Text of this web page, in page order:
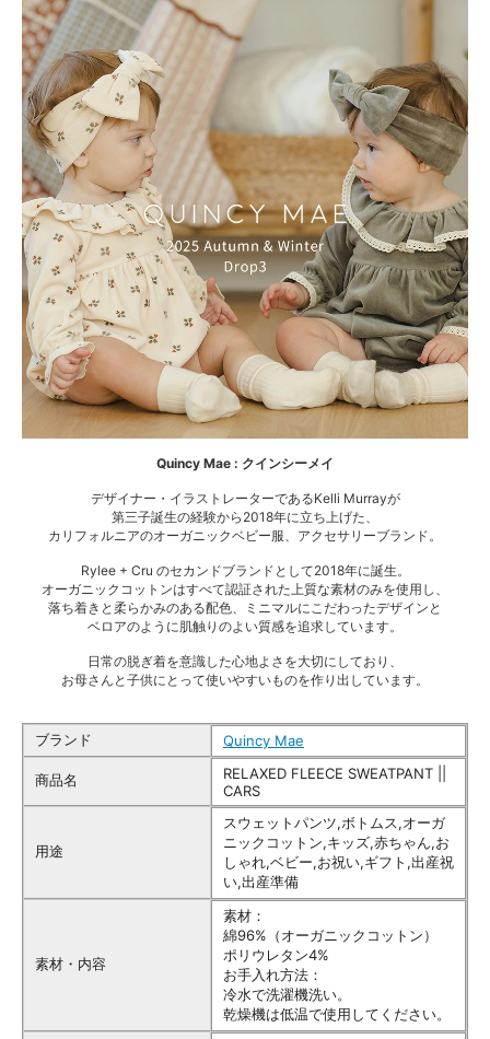
Quincy Mae : クインシーメイ
デザイナー・イラストレーターであるKelli Murrayが
第三子誕生の経験から2018年に立ち上げた、
カリフォルニアのオーガニックベビー服、アクセサリーブランド。
Rylee + Cru のセカンドブランドとして2018年に誕生。
オーガニックコットンはすべて認証された上質な素材のみを使用し、
落ち着きと柔らかみのある配色、ミニマルにこだわったデザインと
ベロアのように肌触りのよい質感を追求しています。
日常の脱ぎ着を意識した心地よさを大切にしており、
お母さんと子供にとって使いやすいものを作り出しています。
ブランド Quincy Mae
商品名
RELAXED FLEECE SWEATPANT ||
CARS
用途
スウェットパンツ,ボトムス,オーガ
ニックコットン,キッズ,赤ちゃん,お
しゃれ,ベビー,お祝い,ギフト,出産祝
い,出産準備
素材・内容
素材：
綿96%（オーガニックコットン）
ポリウレタン4%
お手入れ方法：
冷水で洗濯機洗い。
乾燥機は低温で使用してください。